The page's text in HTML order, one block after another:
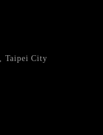
Taipei City